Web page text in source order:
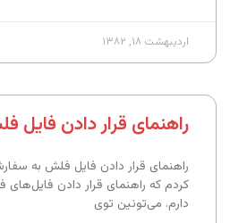
اردیبهشت ۱۸, ۱۳۸۲
راهنمای قرار دادن فایل
راهنمای قرار دادن فایل فلش به
کردم که راهنمای قرار دادن
دارم. می‌تونین توی